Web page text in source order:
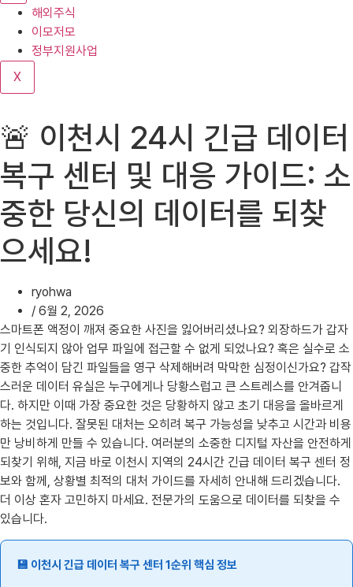
기
해외주식
이모저모
정부지원사업
X
🚨 이천시 24시 긴급 데이터
복구 센터 및 대응 가이드: 소
중한 당신의 데이터를 되찾
으세요!
ryohwa
/ 6월 2, 2026
스마트폰 액정이 깨져 중요한 사진을 잃어버리셨나요? 외장하드가 갑자
기 인식되지 않아 업무 파일에 접근할 수 없게 되었나요? 혹은 실수로 소
중한 추억이 담긴 파일들을 영구 삭제해버려 막막한 심정이신가요? 갑작
스러운 데이터 유실은 누구에게나 당황스럽고 큰 스트레스를 안겨줍니
다. 하지만 이때 가장 중요한 것은 당황하지 않고 초기 대응을 올바르게
하는 것입니다. 잘못된 대처는 오히려 복구 가능성을 낮추고 시간과 비용
만 낭비하게 만들 수 있습니다. 여러분의 소중한 디지털 자산을 안전하게
되찾기 위해, 지금 바로 이천시 지역의 24시간 긴급 데이터 복구 센터 정
보와 함께, 상황별 최적의 대처 가이드를 자세히 안내해 드리겠습니다.
더 이상 혼자 고민하지 마세요. 전문가의 도움으로 데이터를 되찾을 수
있습니다.
💾 이천시 긴급 데이터 복구 센터 1순위 핵심 정보